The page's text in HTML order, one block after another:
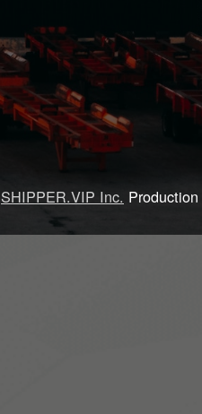
SHIPPER.VIP Inc. Production